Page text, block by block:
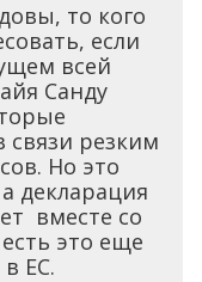
то кого
если
всей
Санду
резким
Но это
декларация
вместе со
это еще
ЕС.